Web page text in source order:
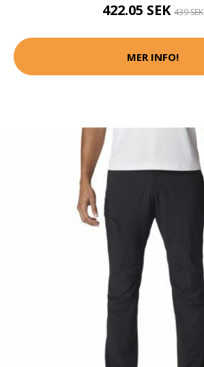
422.05 SEK 439 SEK
MER INFO!